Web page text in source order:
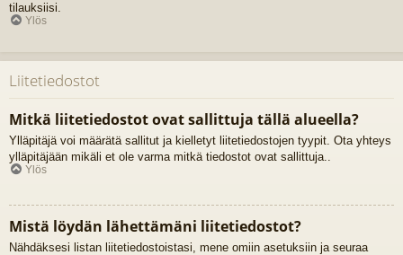
tilauksiisi.
Ylös
Liitetiedostot
Mitkä liitetiedostot ovat sallittuja tällä alueella?
Ylläpitäjä voi määrätä sallitut ja kielletyt liitetiedostojen tyypit. Ota yhteys
ylläpitäjään mikäli et ole varma mitkä tiedostot ovat sallittuja..
Ylös
Mistä löydän lähettämäni liitetiedostot?
Nähdäksesi listan liitetiedostoistasi, mene omiin asetuksiin ja seuraa